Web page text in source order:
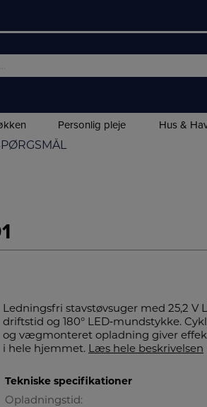
Personlig pleje Hus &
Ledningsfri stavstøvsuger med 25,2 V
driftstid og 180° LED‑mundstykke.
og vægmonteret opladning giver
i hele hjemmet. Læs hele beskrivelsen
Tekniske specifikationer
Opladningstid: